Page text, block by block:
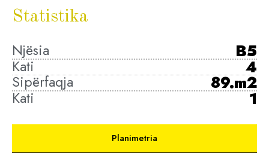
Statistika
Njësia B5
Kati 4
Sipërfaqja 89.m2
Kati 1
Planimetria